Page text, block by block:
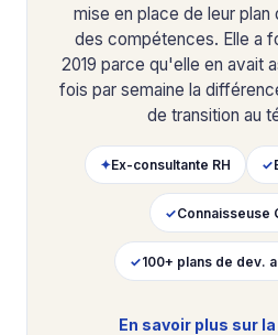
mise en place de leur
des compétences. Elle a
2019 parce qu'elle en avait
fois par semaine la
de transition au
✦Ex-consultante RH ✓
✓Connaisseuse
✓100+ plans de dev.
En savoir plus sur